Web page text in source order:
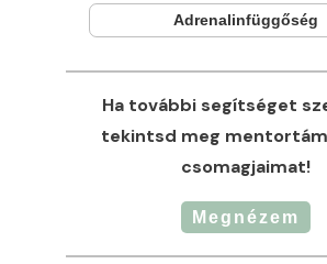
Adrenalinfüggőség
Ha további segítséget
tekintsd meg
csomagjaimat!
Megnézem